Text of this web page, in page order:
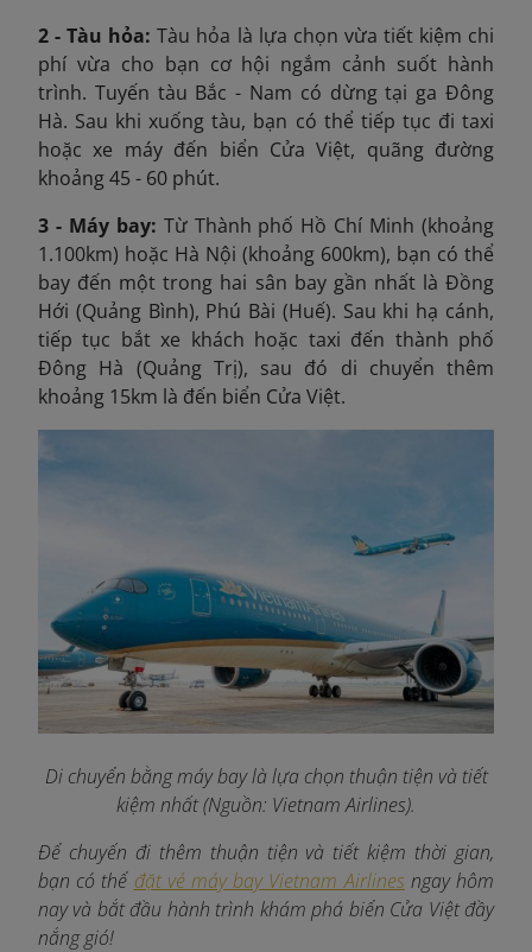
2 - Tàu hỏa:Tàu hỏa là lựa chọn vừa tiết kiệm chi
phí vừa cho bạn cơ hội ngắm cảnh suốt hành
trình. Tuyến tàu Bắc - Nam có dừng tại ga Đông
Hà. Sau khi xuống tàu, bạn có thể tiếp tục đi taxi
hoặc xe máy đến biển Cửa Việt, quãng đường
khoảng 45 - 60 phút.
3 - Máy bay: Từ Thành phố Hồ Chí Minh (khoảng
1.100km) hoặc Hà Nội (khoảng 600km), bạn có thể
bay đến một trong hai sân bay gần nhất là Đồng
Hới (Quảng Bình), Phú Bài (Huế). Sau khi hạ cánh,
tiếp tục bắt xe khách hoặc taxi đến thành phố
Đông Hà (Quảng Trị), sau đó di chuyển thêm
khoảng 15km là đến biển Cửa Việt.
Di chuyển bằng máy bay là lựa chọn thuận tiện và tiết
kiệm nhất (Nguồn: Vietnam Airlines).
Để chuyến đi thêm thuận tiện và tiết kiệm thời gian,
bạn có thể đặt vé máy bay Vietnam Airlines ngay hôm
nay và bắt đầu hành trình khám phá biển Cửa Việt đầy
nắng gió!